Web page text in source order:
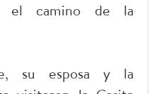
el camino de la
su esposa y la